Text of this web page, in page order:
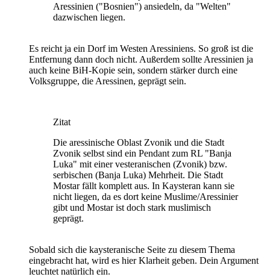
Aressinien ("Bosnien") ansiedeln, da "Welten"
dazwischen liegen.
Es reicht ja ein Dorf im Westen Aressiniens. So groß ist die
Entfernung dann doch nicht. Außerdem sollte Aressinien ja
auch keine BiH-Kopie sein, sondern stärker durch eine
Volksgruppe, die Aressinen, geprägt sein.
Zitat
Die aressinische Oblast Zvonik und die Stadt
Zvonik selbst sind ein Pendant zum RL "Banja
Luka" mit einer vesteranischen (Zvonik) bzw.
serbischen (Banja Luka) Mehrheit. Die Stadt
Mostar fällt komplett aus. In Kaysteran kann sie
nicht liegen, da es dort keine Muslime/Aressinier
gibt und Mostar ist doch stark muslimisch
geprägt.
Sobald sich die kaysteranische Seite zu diesem Thema
eingebracht hat, wird es hier Klarheit geben. Dein Argument
leuchtet natürlich ein.